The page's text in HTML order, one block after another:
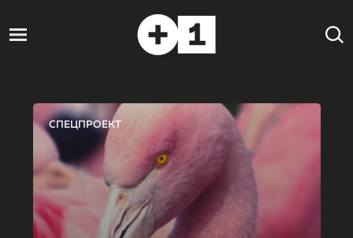
СПЕЦПРОЕКТ